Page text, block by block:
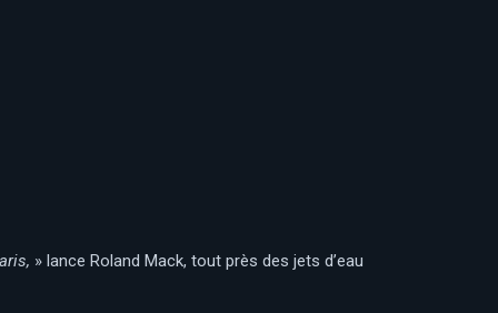
» lance Roland Mack, tout près des jets d’eau